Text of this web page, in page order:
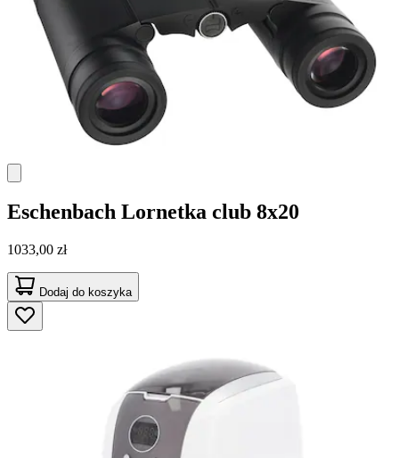
Eschenbach Lornetka club 8x20
1033,00 zł
Dodaj do koszyka